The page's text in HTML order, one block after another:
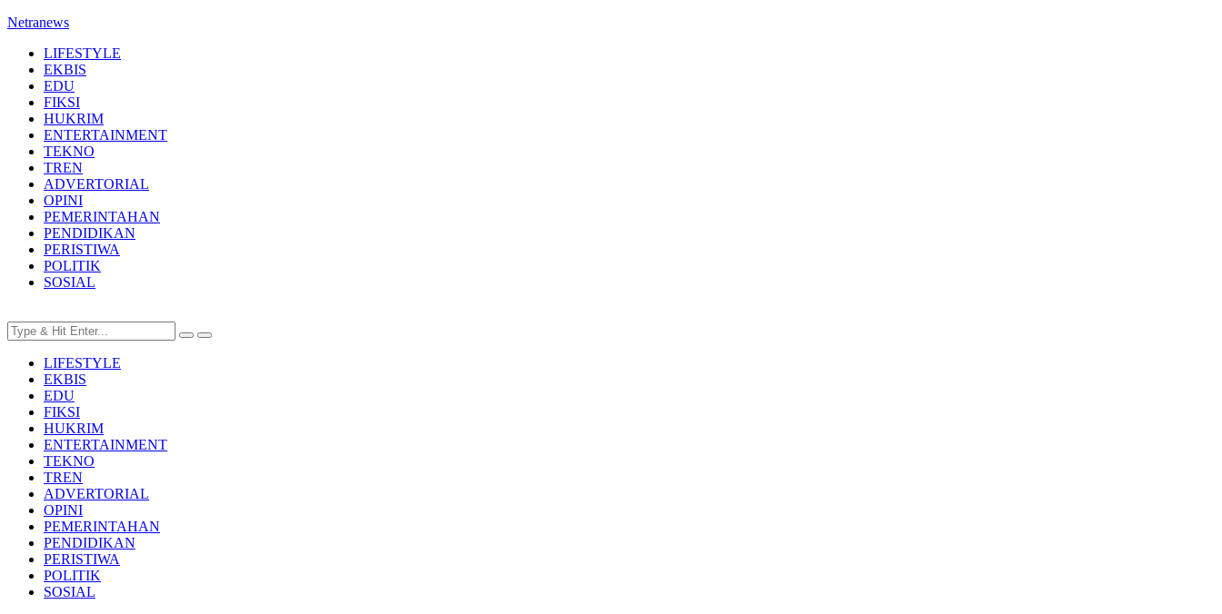
Netranews
LIFESTYLE
EKBIS
EDU
FIKSI
HUKRIM
ENTERTAINMENT
TEKNO
TREN
ADVERTORIAL
OPINI
PEMERINTAHAN
PENDIDIKAN
PERISTIWA
POLITIK
SOSIAL
LIFESTYLE
EKBIS
EDU
FIKSI
HUKRIM
ENTERTAINMENT
TEKNO
TREN
ADVERTORIAL
OPINI
PEMERINTAHAN
PENDIDIKAN
PERISTIWA
POLITIK
SOSIAL